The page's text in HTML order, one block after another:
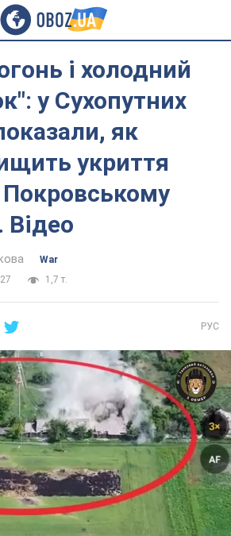
і холодний
у Сухопутних
як
укриття
Покровському
Відео
War
1,7 т.
РУС